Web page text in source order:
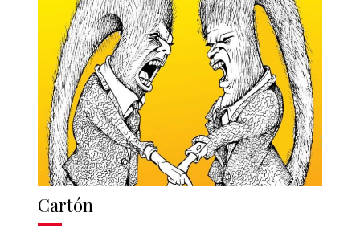
Cartón